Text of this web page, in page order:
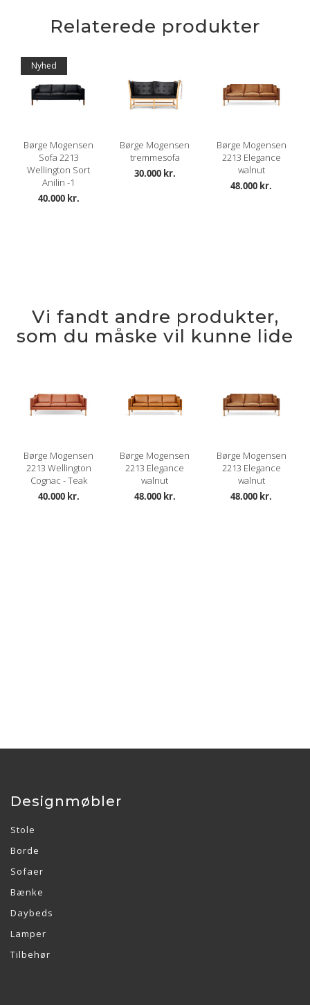
Læs mere om pleje og vedligeholdelse her
Relaterede produkter
Nyhed
Børge Mogensen
Sofa 2213
Wellington Sort
Anilin -1
40.000 kr.
Børge Mogensen
tremmesofa
30.000 kr.
Børge Mogensen
2213 Elegance
walnut
48.000 kr.
Vi fandt andre produkter,
som du måske vil kunne lide
Børge Mogensen
2213 Wellington
Cognac - Teak
40.000 kr.
Børge Mogensen
2213 Elegance
walnut
48.000 kr.
Børge Mogensen
2213 Elegance
walnut
48.000 kr.
Designmøbler
Stole
Borde
Sofaer
Bænke
Daybeds
Lamper
Tilbehør